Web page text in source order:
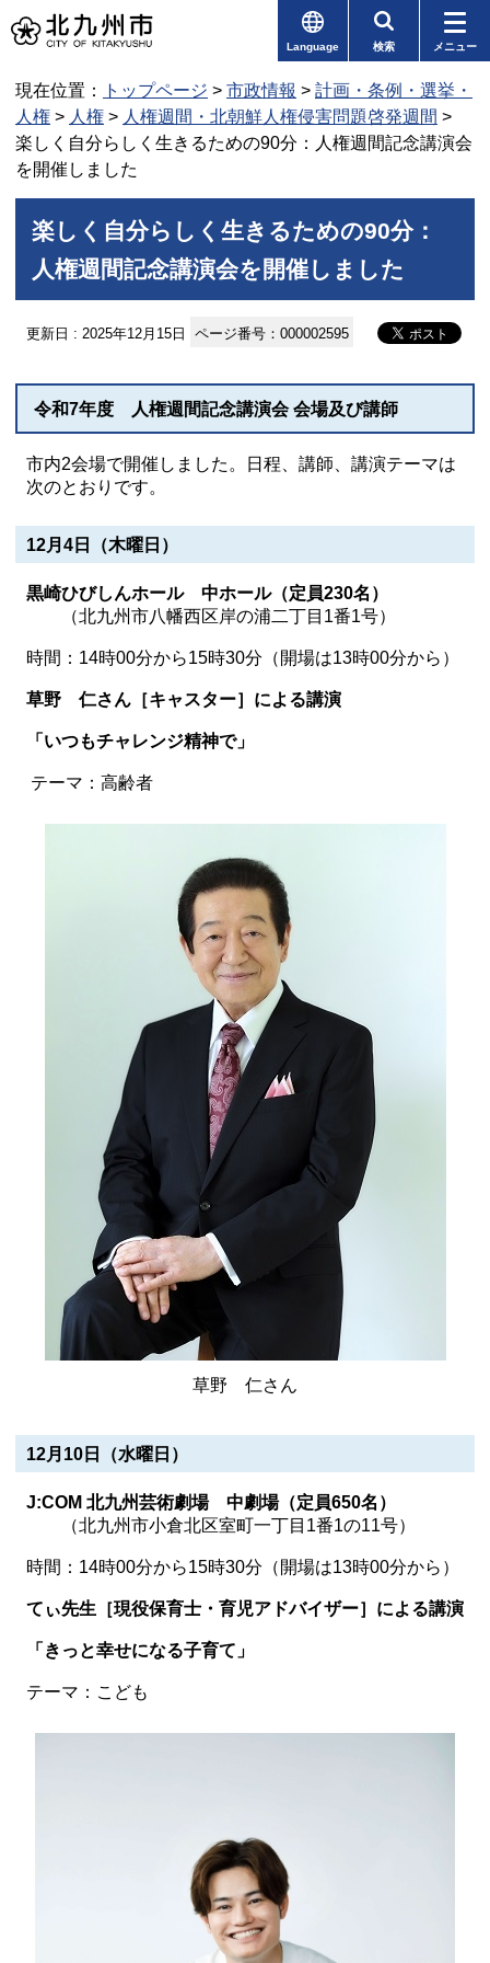
Language 検索 メニュー
現在位置： トップページ > 市政情報 > 計画・条例・選挙・
人権 > 人権 > 人権週間・北朝鮮人権侵害問題啓発週間 >
楽しく自分らしく生きるための90分：人権週間記念講演会
を開催しました
楽しく自分らしく生きるための90分：
人権週間記念講演会を開催しました
更新日 : 2025年12月15日 ページ番号：000002595
令和7年度 人権週間記念講演会 会場及び講師
市内2会場で開催しました。日程、講師、講演テーマは
次のとおりです。
12月4日（木曜日）
黒崎ひびしんホール 中ホール（定員230名）
（北九州市八幡西区岸の浦二丁目1番1号）
時間：14時00分から15時30分（開場は13時00分から）
草野 仁さん［キャスター］による講演
「いつもチャレンジ精神で」
テーマ：高齢者
草野 仁さん
12月10日（水曜日）
J:COM 北九州芸術劇場 中劇場（定員650名）
（北九州市小倉北区室町一丁目1番1の11号）
時間：14時00分から15時30分（開場は13時00分から）
てぃ先生［現役保育士・育児アドバイザー］による講演
「きっと幸せになる子育て 」
テーマ：こども